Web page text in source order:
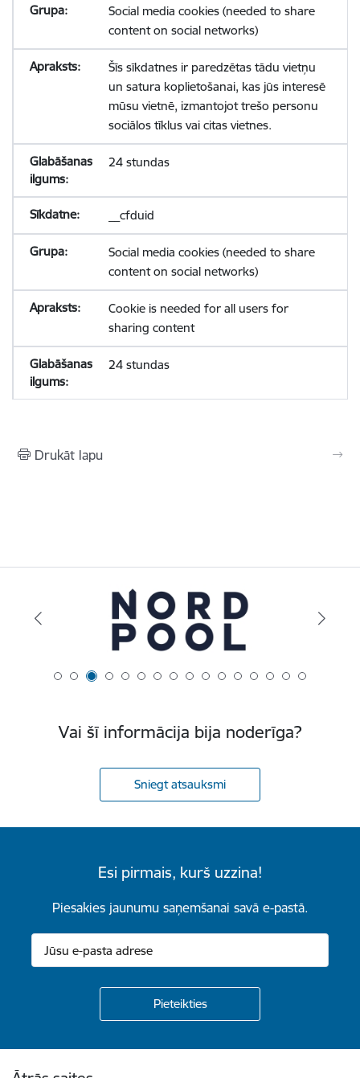
Social media cookies (needed to share
content on social networks)
Šīs sīkdatnes ir paredzētas tādu vietņu
un satura koplietošanai, kas jūs interesē
mūsu vietnē, izmantojot trešo personu
sociālos tīklus vai citas vietnes.
24 stundas
__cfduid
Social media cookies (needed to share
content on social networks)
Cookie is needed for all users for
sharing content
24 stundas
Drukāt lapu
Vai šī informācija bija noderīga?
Sniegt atsauksmi
Esi pirmais, kurš uzzina!
Piesakies jaunumu saņemšanai savā e-pastā.